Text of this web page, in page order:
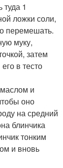
1
ложки соли,
перемешать.
муку,
затем
в тесто
и
оно
на средний
блинчика
тонким
и вновь